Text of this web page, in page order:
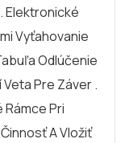
Elektronické
Vyťahovanie
Odlúčenie
Pre Záver .
Rámce Pri
A Vložiť